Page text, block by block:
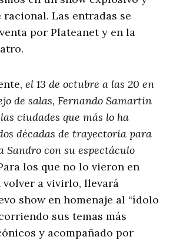
Las entradas se
por Plateanet y en la
el 13 de octubre a las 20 en
de salas, Fernando Samartin
ciudades que más lo ha
décadas de trayectoria para
con su espectáculo
los que no lo vieron en
a vivirlo, llevará
show en homenaje al “ídolo
sus temas más
y acompañado por